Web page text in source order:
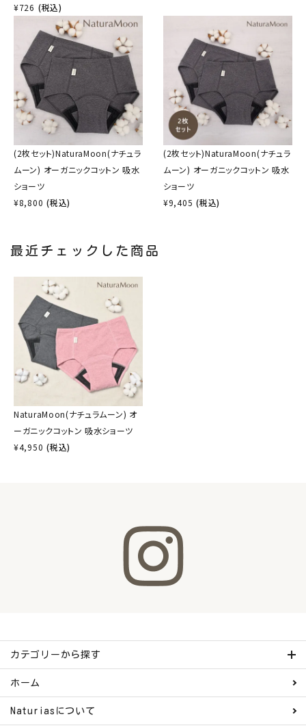
¥726 (税込)
(2枚セット)NaturaMoon(ナチュラ
ムーン) オーガニックコットン 吸水
ショーツ
¥8,800 (税込)
(2枚セット)NaturaMoon(ナチュラ
ムーン) オーガニックコットン 吸水
ショーツ
¥9,405 (税込)
最近チェックした商品
NaturaMoon(ナチュラムーン) オ
ーガニックコットン 吸水ショーツ
¥4,950 (税込)
カテゴリーから探す
ホーム
Naturiasについて